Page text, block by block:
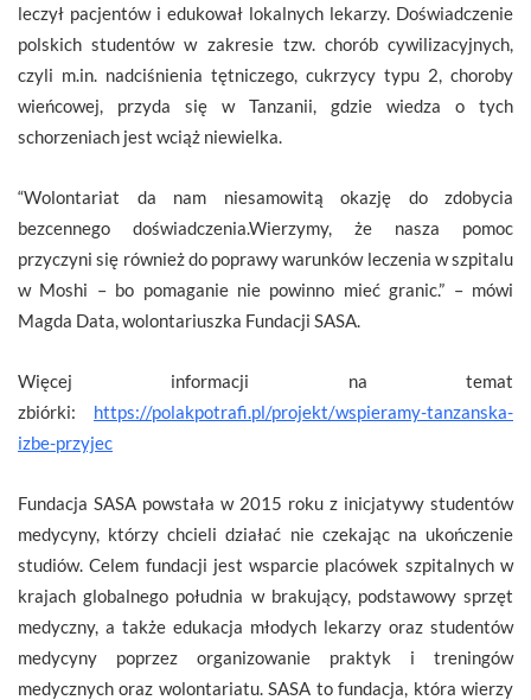
leczył pacjentów i edukował lokalnych lekarzy. Doświadczenie
polskich studentów w zakresie tzw. chorób cywilizacyjnych,
czyli m.in. nadciśnienia tętniczego, cukrzycy typu 2, choroby
wieńcowej, przyda się w Tanzanii, gdzie wiedza o tych
schorzeniach jest wciąż niewielka.
“Wolontariat da nam niesamowitą okazję do zdobycia
bezcennego doświadczenia.Wierzymy, że nasza pomoc
przyczyni się również do poprawy warunków leczenia w szpitalu
w Moshi – bo pomaganie nie powinno mieć granic.” – mówi
Magda Data, wolontariuszka Fundacji SASA.
Więcej informacji na temat
zbiórki: https://polakpotrafi.pl/projekt/wspieramy-tanzanska-
izbe-przyjec
Fundacja SASA powstała w 2015 roku z inicjatywy studentów
medycyny, którzy chcieli działać nie czekając na ukończenie
studiów. Celem fundacji jest wsparcie placówek szpitalnych w
krajach globalnego południa w brakujący, podstawowy sprzęt
medyczny, a także edukacja młodych lekarzy oraz studentów
medycyny poprzez organizowanie praktyk i treningów
medycznych oraz wolontariatu. SASA to fundacja, która wierzy